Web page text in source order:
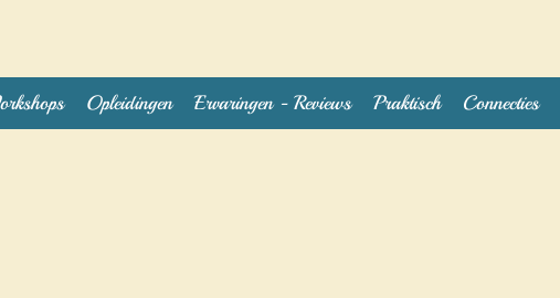
Opleidingen Ervaringen - Reviews Praktisch Connecties